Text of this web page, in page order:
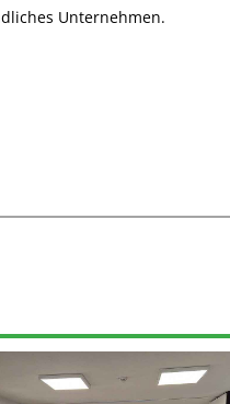
Unternehmen.